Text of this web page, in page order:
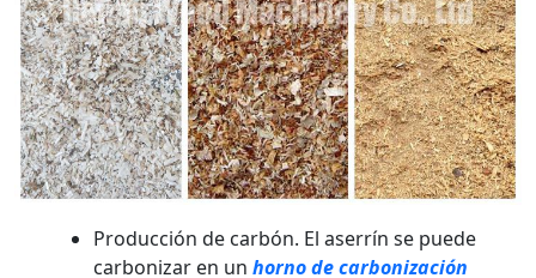
Producción de carbón. El aserrín se puede
carbonizar en un horno de carbonización